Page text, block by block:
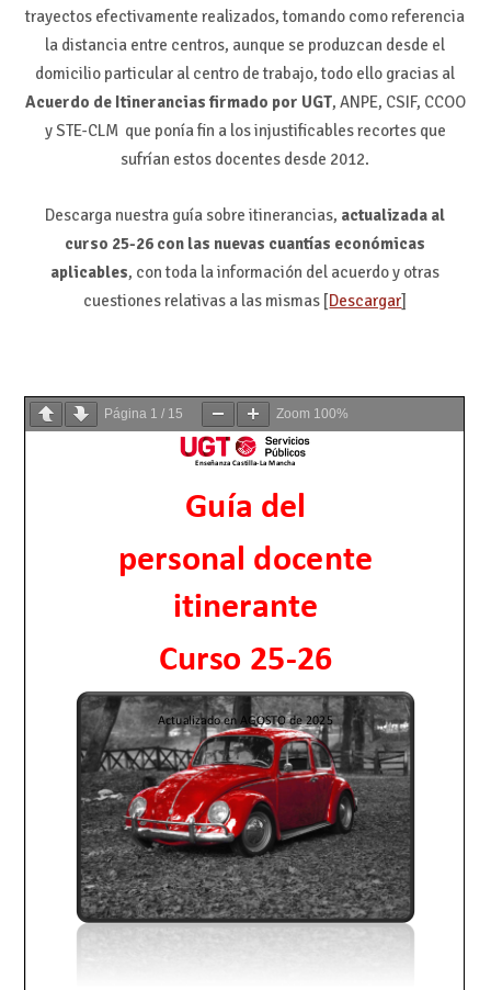
trayectos efectivamente realizados, tomando como referencia
la distancia entre centros, aunque se produzcan desde el
domicilio particular al centro de trabajo, todo ello gracias al
Acuerdo de Itinerancias firmado por UGT, ANPE, CSIF, CCOO
y STE-CLM que ponía fin a los injustificables recortes que
sufrían estos docentes desde 2012.
Descarga nuestra guía sobre itinerancias, actualizada al
curso 25-26 con las nuevas cuantías económicas
aplicables, con toda la información del acuerdo y otras
cuestiones relativas a las mismas [Descargar]
Página 1 / 15 Zoom 100%